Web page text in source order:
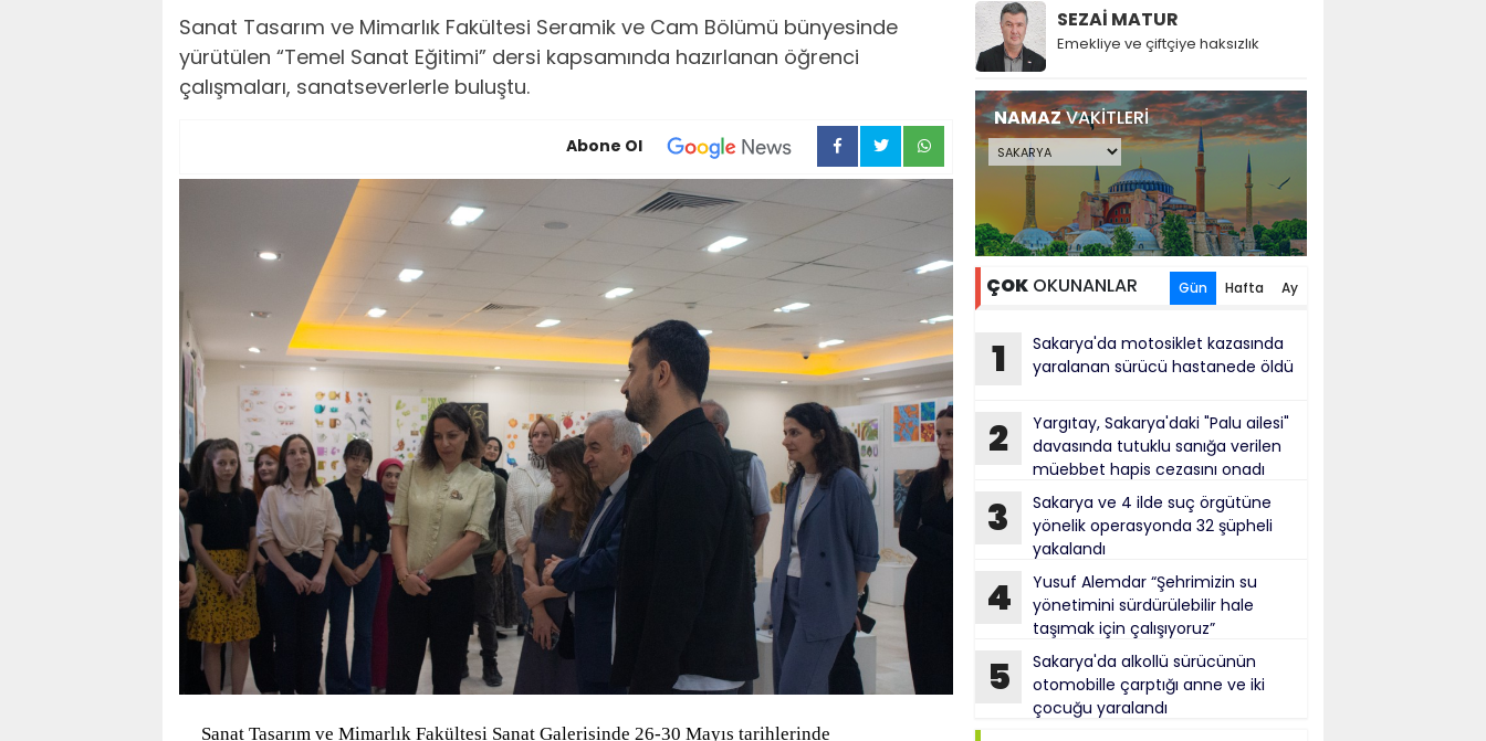
Sanat Tasarım ve Mimarlık Fakültesi Seramik ve Cam Bölümü bünyesinde
yürütülen “Temel Sanat Eğitimi” dersi kapsamında hazırlanan öğrenci
çalışmaları, sanatseverlerle buluştu.
Abone Ol
Sanat Tasarım ve Mimarlık Fakültesi Sanat Galerisinde 26-30 Mayıs tarihlerinde
SEZAİ MATUR
Emekliye ve çiftçiye haksızlık
NAMAZVAKİTLERİ
ÇOK OKUNANLAR Gün Hafta Ay
1
Sakarya'da motosiklet kazasında
yaralanan sürücü hastanede öldü
2
Yargıtay, Sakarya'daki "Palu ailesi"
davasında tutuklu sanığa verilen
müebbet hapis cezasını onadı
3
Sakarya ve 4 ilde suç örgütüne
yönelik operasyonda 32 şüpheli
yakalandı
4
Yusuf Alemdar “Şehrimizin su
yönetimini sürdürülebilir hale
taşımak için çalışıyoruz”
5
Sakarya'da alkollü sürücünün
otomobille çarptığı anne ve iki
çocuğu yaralandı